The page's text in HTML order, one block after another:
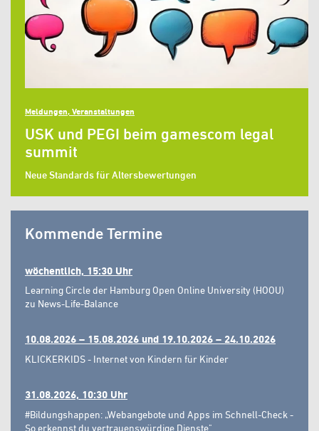
Meldungen, Veranstaltungen
USK und PEGI beim gamescom legal
summit
Neue Standards für Altersbewertungen
Kommende Termine
wöchentlich, 15:30 Uhr
Learning Circle der Hamburg Open Online University (HOOU)
zu News-Life-Balance
10.08.2026 – 15.08.2026 und 19.10.2026 – 24.10.2026
KLICKERKIDS - Internet von Kindern für Kinder
31.08.2026, 10:30 Uhr
#Bildungshappen: „Webangebote und Apps im Schnell-Check -
So erkennst du vertrauenswürdige Dienste"